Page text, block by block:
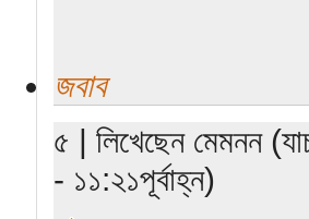
জবাব
৫ | লিখেছেন মেমনন
- ১১:২১পূর্বাহ্ন)